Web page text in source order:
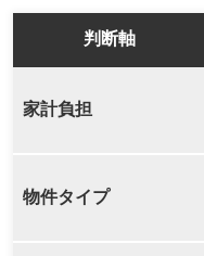
判断軸
家計負担
物件タイプ